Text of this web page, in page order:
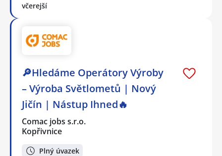
včerejší
🔎Hledáme Operátory Výroby
– Výroba Světlometů | Nový
Jičín | Nástup Ihned🔥
Comac jobs s.r.o.
Kopřivnice
Plný úvazek